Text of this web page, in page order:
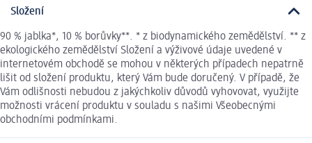
Složení
90 % jablka*, 10 % borůvky**. * z biodynamického zemědělství. ** z
ekologického zemědělství Složení a výživové údaje uvedené v
internetovém obchodě se mohou v některých případech nepatrně
lišit od složení produktu, který Vám bude doručený. V případě, že
Vám odlišnosti nebudou z jakýchkoliv důvodů vyhovovat, využijte
možnosti vrácení produktu v souladu s našimi Všeobecnými
obchodními podmínkami.